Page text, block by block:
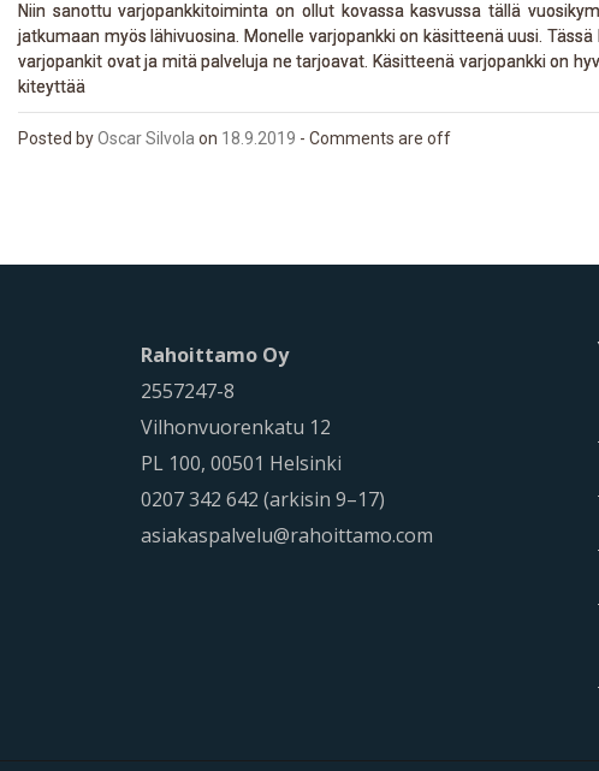
Niin sanottu varjopankkitoiminta on ollut kovassa kasvussa tällä
jatkumaan myös lähivuosina. Monelle varjopankki on käsitteenä uusi.
varjopankit ovat ja mitä palveluja ne tarjoavat. Käsitteenä varjopankki on
kiteyttää
Posted byOscar Silvola on 18.9.2019 - Comments are off
Rahoittamo Oy
2557247-8
Vilhonvuorenkatu 12
PL 100, 00501 Helsinki
0207 342 642 (arkisin 9–17)
asiakaspalvelu@rahoittamo.com